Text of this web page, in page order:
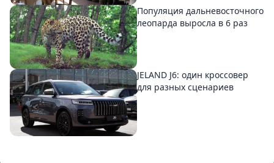
Популяция дальневосточного
леопарда выросла в 6 раз
JELAND J6: один кроссовер
для разных сценариев